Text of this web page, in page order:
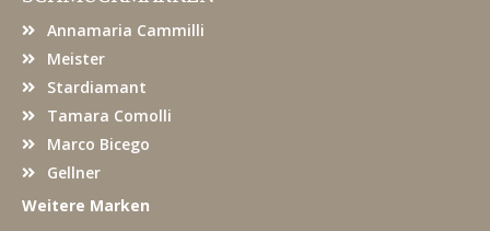
b
o
Annamaria Cammilli
Meister
Stardiamant
Tamara Comolli
Marco Bicego
Gellner
Weitere Marken